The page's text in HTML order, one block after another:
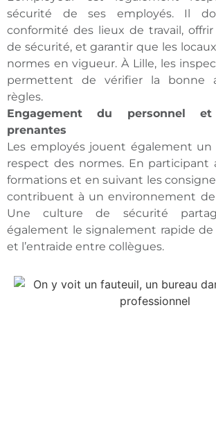
sécurité de ses employés. Il
conformité des lieux de travail,
de sécurité, et garantir que les
normes en vigueur. À Lille, les
permettent de vérifier la bonne
règles.
Engagement du personnel
prenantes
Les employés jouent également un
respect des normes. En participant
formations et en suivant les
contribuent à un environnement de
Une culture de sécurité
également le signalement rapide
et l’entraide entre collègues.